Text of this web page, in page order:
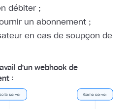
débiter ;
un abonnement ;
en cas de soupçon de
d'un webhook de
: